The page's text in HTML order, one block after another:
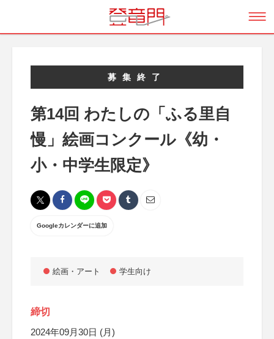
募集終了
第14回 わたしの「ふる里自
慢」絵画コンクール《幼・
小・中学生限定》
Googleカレンダーに追加
絵画・アート 学生向け
締切
2024年09月30日 (月)